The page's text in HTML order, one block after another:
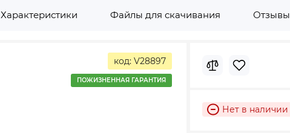
Характеристики Файлы для скачивания Отзывы
код: V28897
ПОЖИЗНЕННАЯ ГАРАНТИЯ
Нет в наличии